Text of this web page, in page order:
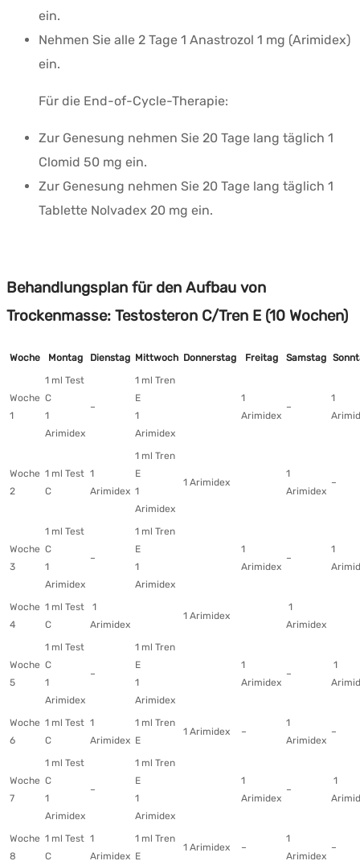
ein.
Nehmen Sie alle 2 Tage 1 Anastrozol 1 mg (Arimidex)
ein.
Für die End-of-Cycle-Therapie:
Zur Genesung nehmen Sie 20 Tage lang täglich 1
Clomid 50 mg ein.
Zur Genesung nehmen Sie 20 Tage lang täglich 1
Tablette Nolvadex 20 mg ein.
Behandlungsplan für den Aufbau von
Trockenmasse: Testosteron C/Tren E (10 Wochen)
Woche Montag Dienstag Mittwoch Donnerstag Freitag Samstag
Woche
1
1 ml Test
C
1
Arimidex
–
1 ml Tren
E
1
Arimidex
1
Arimidex
–
1
Woche
2
1 ml Test
C
1
Arimidex
1 ml Tren
E
1
Arimidex
1 Arimidex
1
Arimidex
–
Woche
3
1 ml Test
C
1
Arimidex
–
1 ml Tren
E
1
Arimidex
1
Arimidex
–
1
Woche
4
1 ml Test
C
1
Arimidex
1 Arimidex
1
Arimidex
Woche
5
1 ml Test
C
1
Arimidex
–
1 ml Tren
E
1
Arimidex
1
Arimidex
–
1
Woche
6
1 ml Test
C
1
Arimidex
1 ml Tren
E
1 Arimidex –
1
Arimidex
–
Woche
7
1 ml Test
C
1
Arimidex
–
1 ml Tren
E
1
Arimidex
1
Arimidex
–
1
Woche
8
1 ml Test
C
1
Arimidex
1 ml Tren
E
1 Arimidex –
1
Arimidex
–